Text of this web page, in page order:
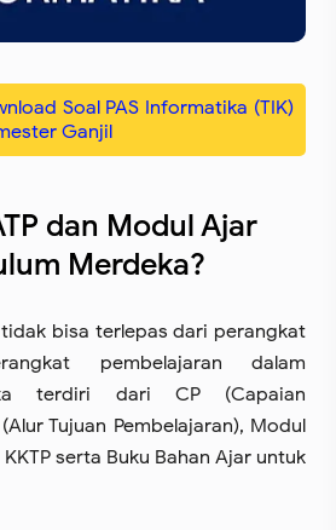
Soal PAS Informatika (TIK)
Ganjil
dan Modul Ajar
Merdeka?
bisa terlepas dari perangkat
pembelajaran dalam
terdiri dari CP (Capaian
Tujuan Pembelajaran), Modul
serta Buku Bahan Ajar untuk